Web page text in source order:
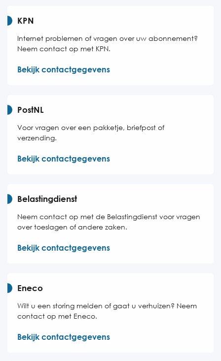
KPN
Internet problemen of vragen over uw abonnement?
Neem contact op met KPN.
Bekijk contactgegevens
PostNL
Voor vragen over een pakketje, briefpost of
verzending.
Bekijk contactgegevens
Belastingdienst
Neem contact op met de Belastingdienst voor vragen
over toeslagen of andere zaken.
Bekijk contactgegevens
Eneco
Wilt u een storing melden of gaat u verhuizen? Neem
contact op met Eneco.
Bekijk contactgegevens